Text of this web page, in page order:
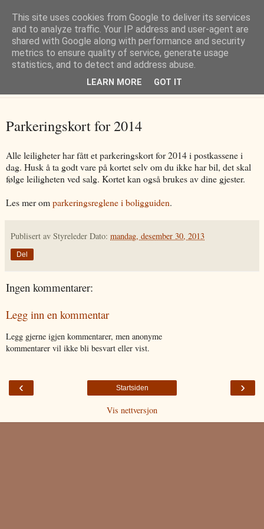
Brl. Trondhjemsveien 170
Kontakt oss |Ny i borettslaget
Parkeringskort for 2014
Alle leiligheter har fått et parkeringskort for 2014 i postkassene i
dag. Husk å ta godt vare på kortet selv om du ikke har bil, det skal
følge leiligheten ved salg. Kortet kan også brukes av dine gjester.
Les mer omparkeringsreglene i boligguiden.
Publisert av Styreleder Dato: mandag, desember 30, 2013
Del
Ingen kommentarer:
Legg inn en kommentar
Legg gjerne igjen kommentarer, men anonyme
kommentarer vil ikke bli besvart eller vist.
‹ ›
Startsiden
Vis nettversjon
This site uses cookies from Google to deliver its services
and to analyze traffic. Your IP address and user-agent are
shared with Google along with performance and security
metrics to ensure quality of service, generate usage
statistics, and to detect and address abuse.
LEARN MORE GOT IT